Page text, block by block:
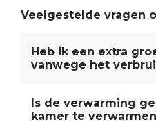
Veelgestelde vragen
Heb ik een extra
vanwege het
Is de verwarming
kamer te